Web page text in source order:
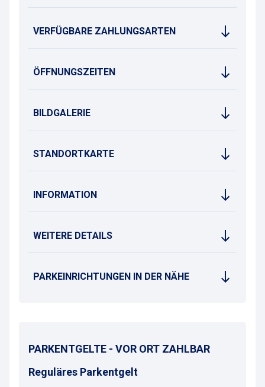
VERFÜGBARE ZAHLUNGSARTEN
ÖFFNUNGSZEITEN
BILDGALERIE
STANDORTKARTE
INFORMATION
WEITERE DETAILS
PARKEINRICHTUNGEN IN DER NÄHE
PARKENTGELTE - VOR ORT ZAHLBAR
Reguläres Parkentgelt